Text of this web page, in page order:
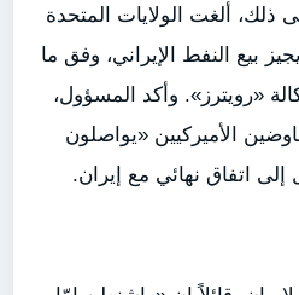
ذلك، ألغت الولايات المتحدة
بيع النفط الإيراني، وفق ما
«رويترز». وأكد المسؤول،
الأميركيين «يواصلون
اتفاق نهائي مع إيران.